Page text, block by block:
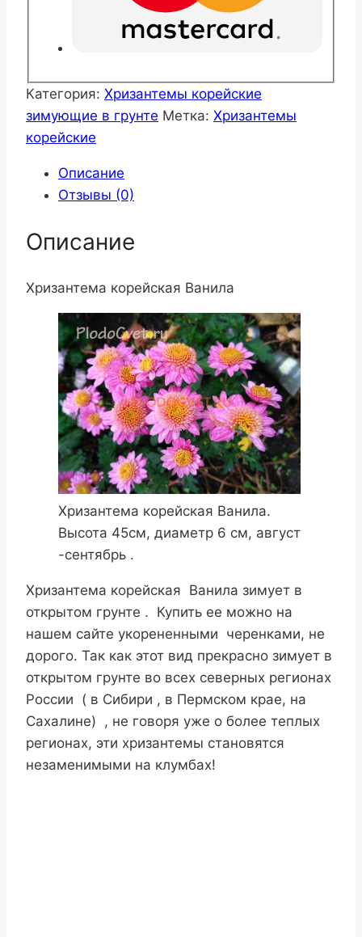
Категория: Хризантемы корейские
зимующие в грунте Метка: Хризантемы
корейские
Описание
Отзывы (0)
Описание
Хризантема корейская Ванила
Хризантема корейская Ванила.
Высота 45см, диаметр 6 см, август
-сентябрь .
Хризантема корейская Ванила зимует в
открытом грунте . Купить ее можно на
нашем сайте укорененными черенками, не
дорого. Так как этот вид прекрасно зимует в
открытом грунте во всех северных регионах
России ( в Сибири , в Пермском крае, на
Сахалине) , не говоря уже о более теплых
регионах, эти хризантемы становятся
незаменимыми на клумбах!